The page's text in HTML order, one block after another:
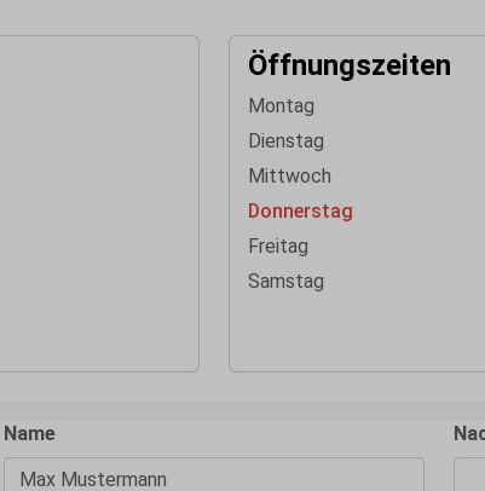
Öffnungszeiten
Montag
Dienstag
Mittwoch
Donnerstag
Freitag
Samstag
Name